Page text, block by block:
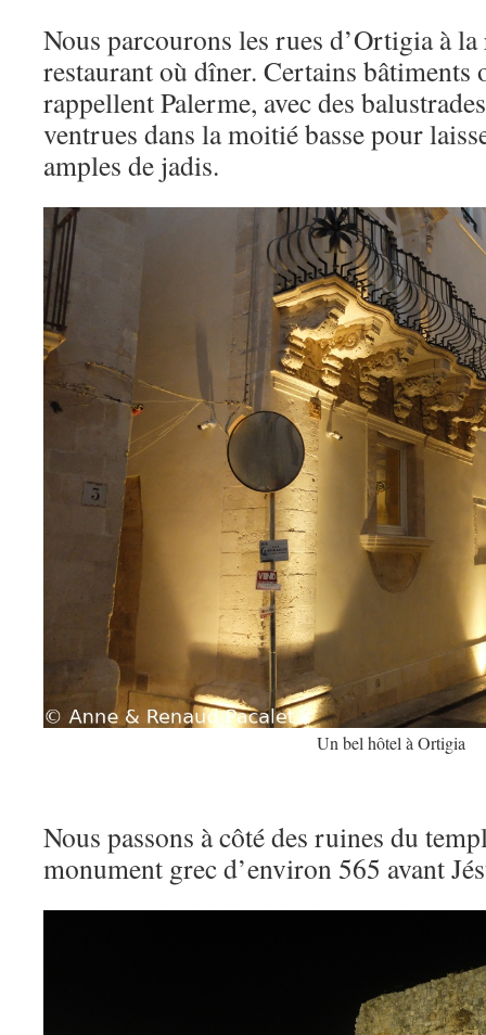
Nous parcourons les rues d’Ortigia à la
restaurant où dîner. Certains bâtiments
rappellent Palerme, avec des
ventrues dans la moitié basse pour
amples de jadis.
Un bel hôtel à Ortigia
Nous passons à côté des ruines du
monument grec d’environ 565 avant